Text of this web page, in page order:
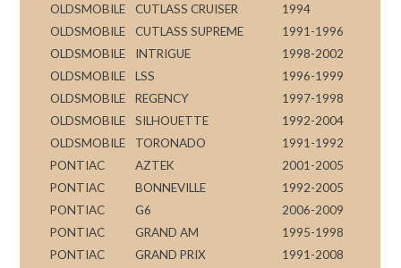
OLDSMOBILE
CUTLASS CRUISER
1994
OLDSMOBILE
CUTLASS SUPREME
1991-1996
OLDSMOBILE
INTRIGUE
1998-2002
OLDSMOBILE
LSS
1996-1999
OLDSMOBILE
REGENCY
1997-1998
OLDSMOBILE
SILHOUETTE
1992-2004
OLDSMOBILE
TORONADO
1991-1992
PONTIAC
AZTEK
2001-2005
PONTIAC
BONNEVILLE
1992-2005
PONTIAC
G6
2006-2009
PONTIAC
GRAND AM
1995-1998
PONTIAC
GRAND PRIX
1991-2008